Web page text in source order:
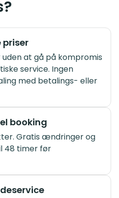
priser
uden at gå på kompromis
service. Ingen
med betalings- eller
booking
Gratis ændringer og
48 timer før